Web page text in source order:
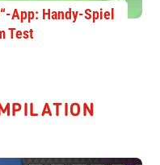
App: Handy-Spiel
Test